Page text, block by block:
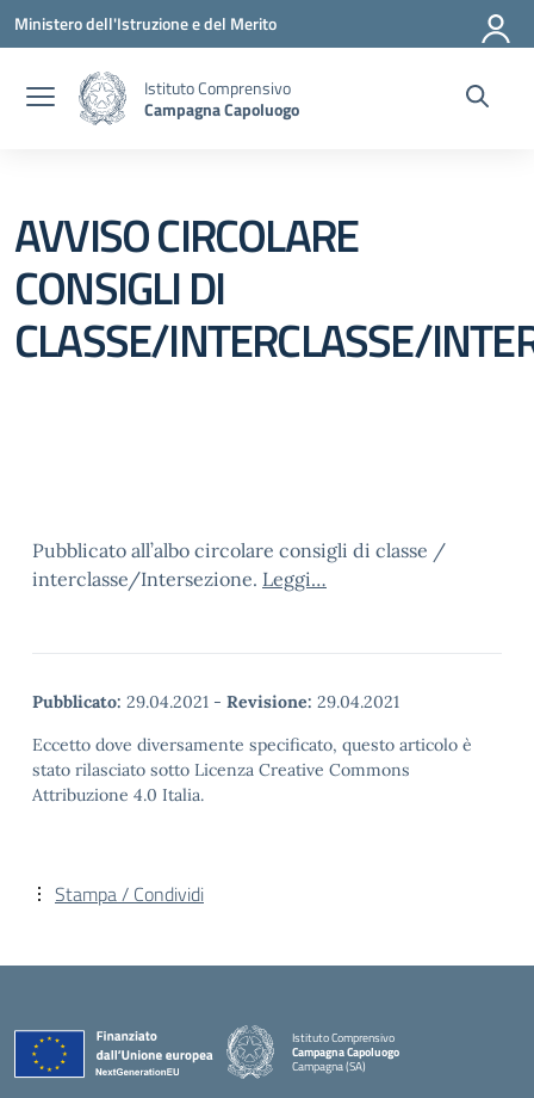
Vai ai contenuti
Vai al menu di navigazione
Vai al footer
Ministero dell'Istruzione e del Merito
Istituto Comprensivo
Campagna Capoluogo
AVVISO CIRCOLARE
CONSIGLI DI
CLASSE/INTERCLASSE/
Pubblicato all’albo circolare consigli di classe /
interclasse/Intersezione. Leggi…
Pubblicato: 29.04.2021 - Revisione: 29.04.2021
Eccetto dove diversamente specificato, questo articolo è
stato rilasciato sotto Licenza Creative Commons
Attribuzione 4.0 Italia.
Stampa / Condividi
Istituto Comprensivo
Campagna Capoluogo
Campagna (SA)